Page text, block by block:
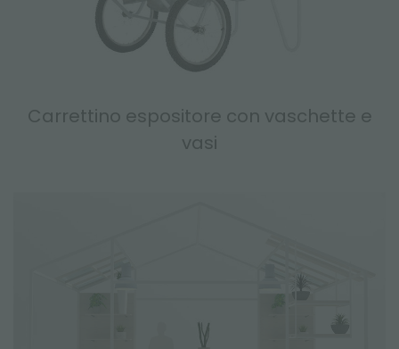
Carrettino espositore con vaschette e
vasi